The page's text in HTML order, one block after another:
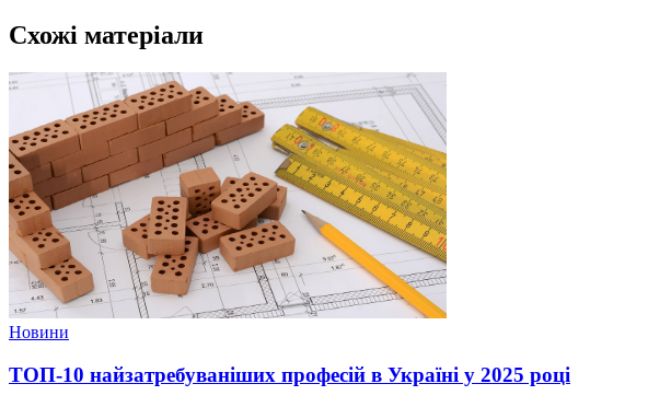
Схожі матеріали
Новини
ТОП-10 найзатребуваніших професій в Україні у 2025 році